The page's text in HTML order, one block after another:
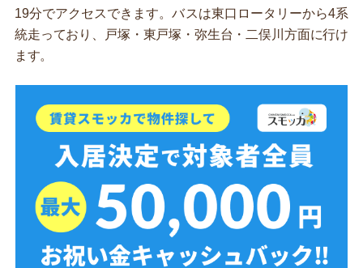
19分でアクセスできます。バスは東口ロータリーから4系
統走っており、戸塚・東戸塚・弥生台・二俣川方面に行け
ます。